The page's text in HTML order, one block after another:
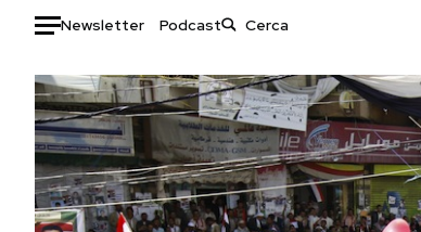
Newsletter Podcast
Auto
HOME
Italia
Mondo
Moda
Libri